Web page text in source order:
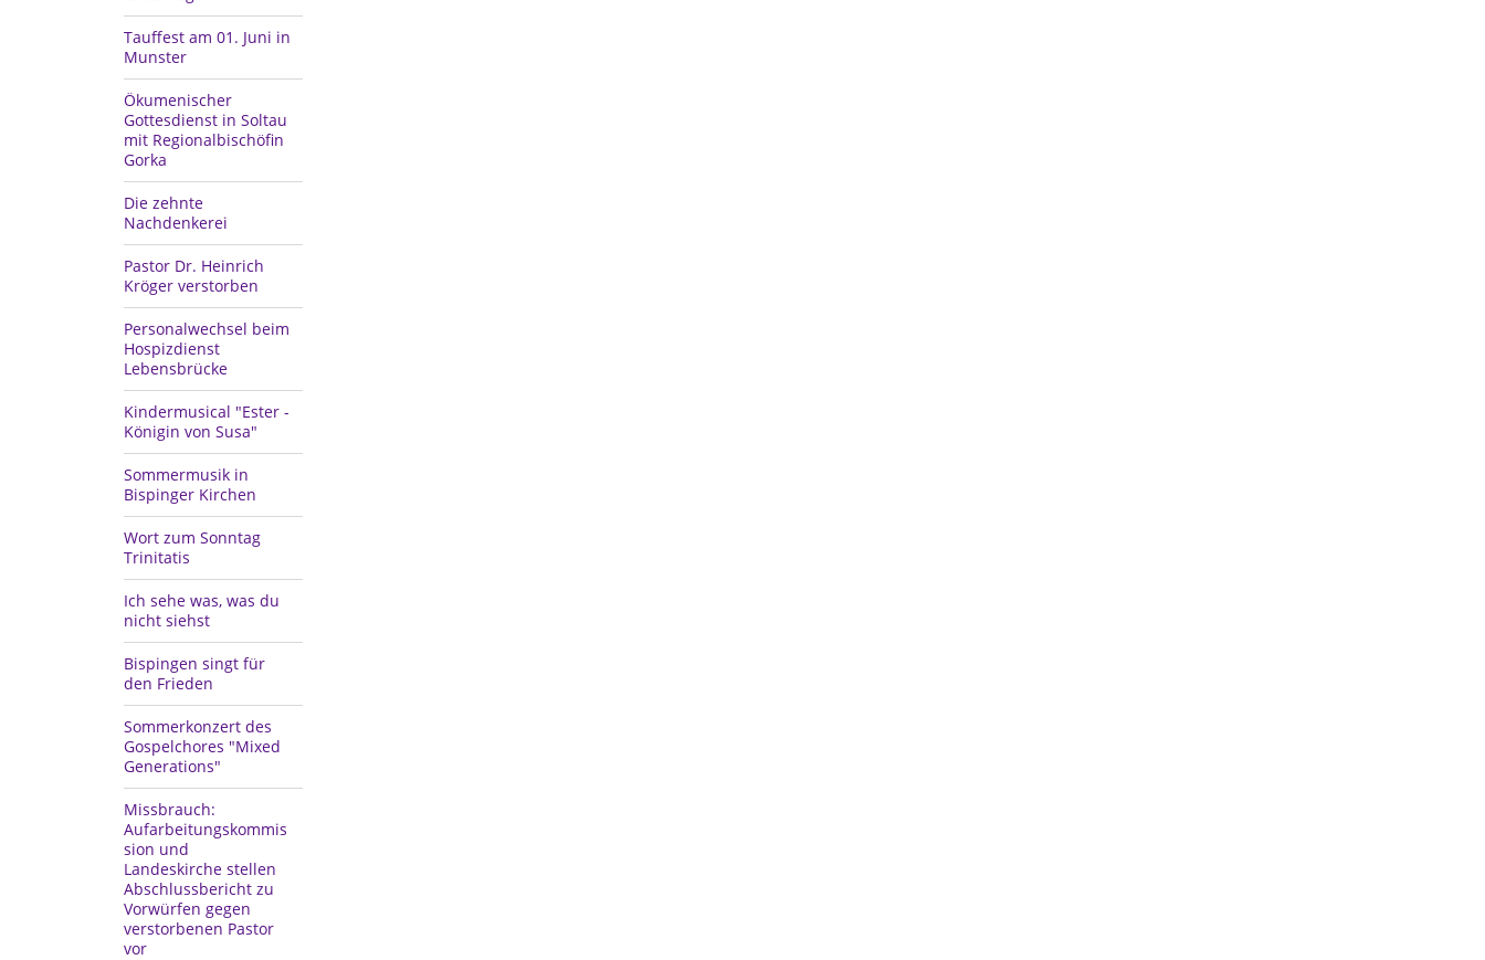
Tauffest am 01. Juni in
Munster
Ökumenischer
Gottesdienst in Soltau
mit Regionalbischöfin
Gorka
Die zehnte
Nachdenkerei
Pastor Dr. Heinrich
Kröger verstorben
Personalwechsel beim
Hospizdienst
Lebensbrücke
Kindermusical "Ester -
Königin von Susa"
Sommermusik in
Bispinger Kirchen
Wort zum Sonntag
Trinitatis
Ich sehe was, was du
nicht siehst
Bispingen singt für
den Frieden
Sommerkonzert des
Gospelchores "Mixed
Generations"
Missbrauch:
Aufarbeitungskommis
sion und
Landeskirche stellen
Abschlussbericht zu
Vorwürfen gegen
verstorbenen Pastor
vor